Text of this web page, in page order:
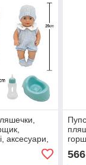
аксесуари,
YL 2425 A-K
566